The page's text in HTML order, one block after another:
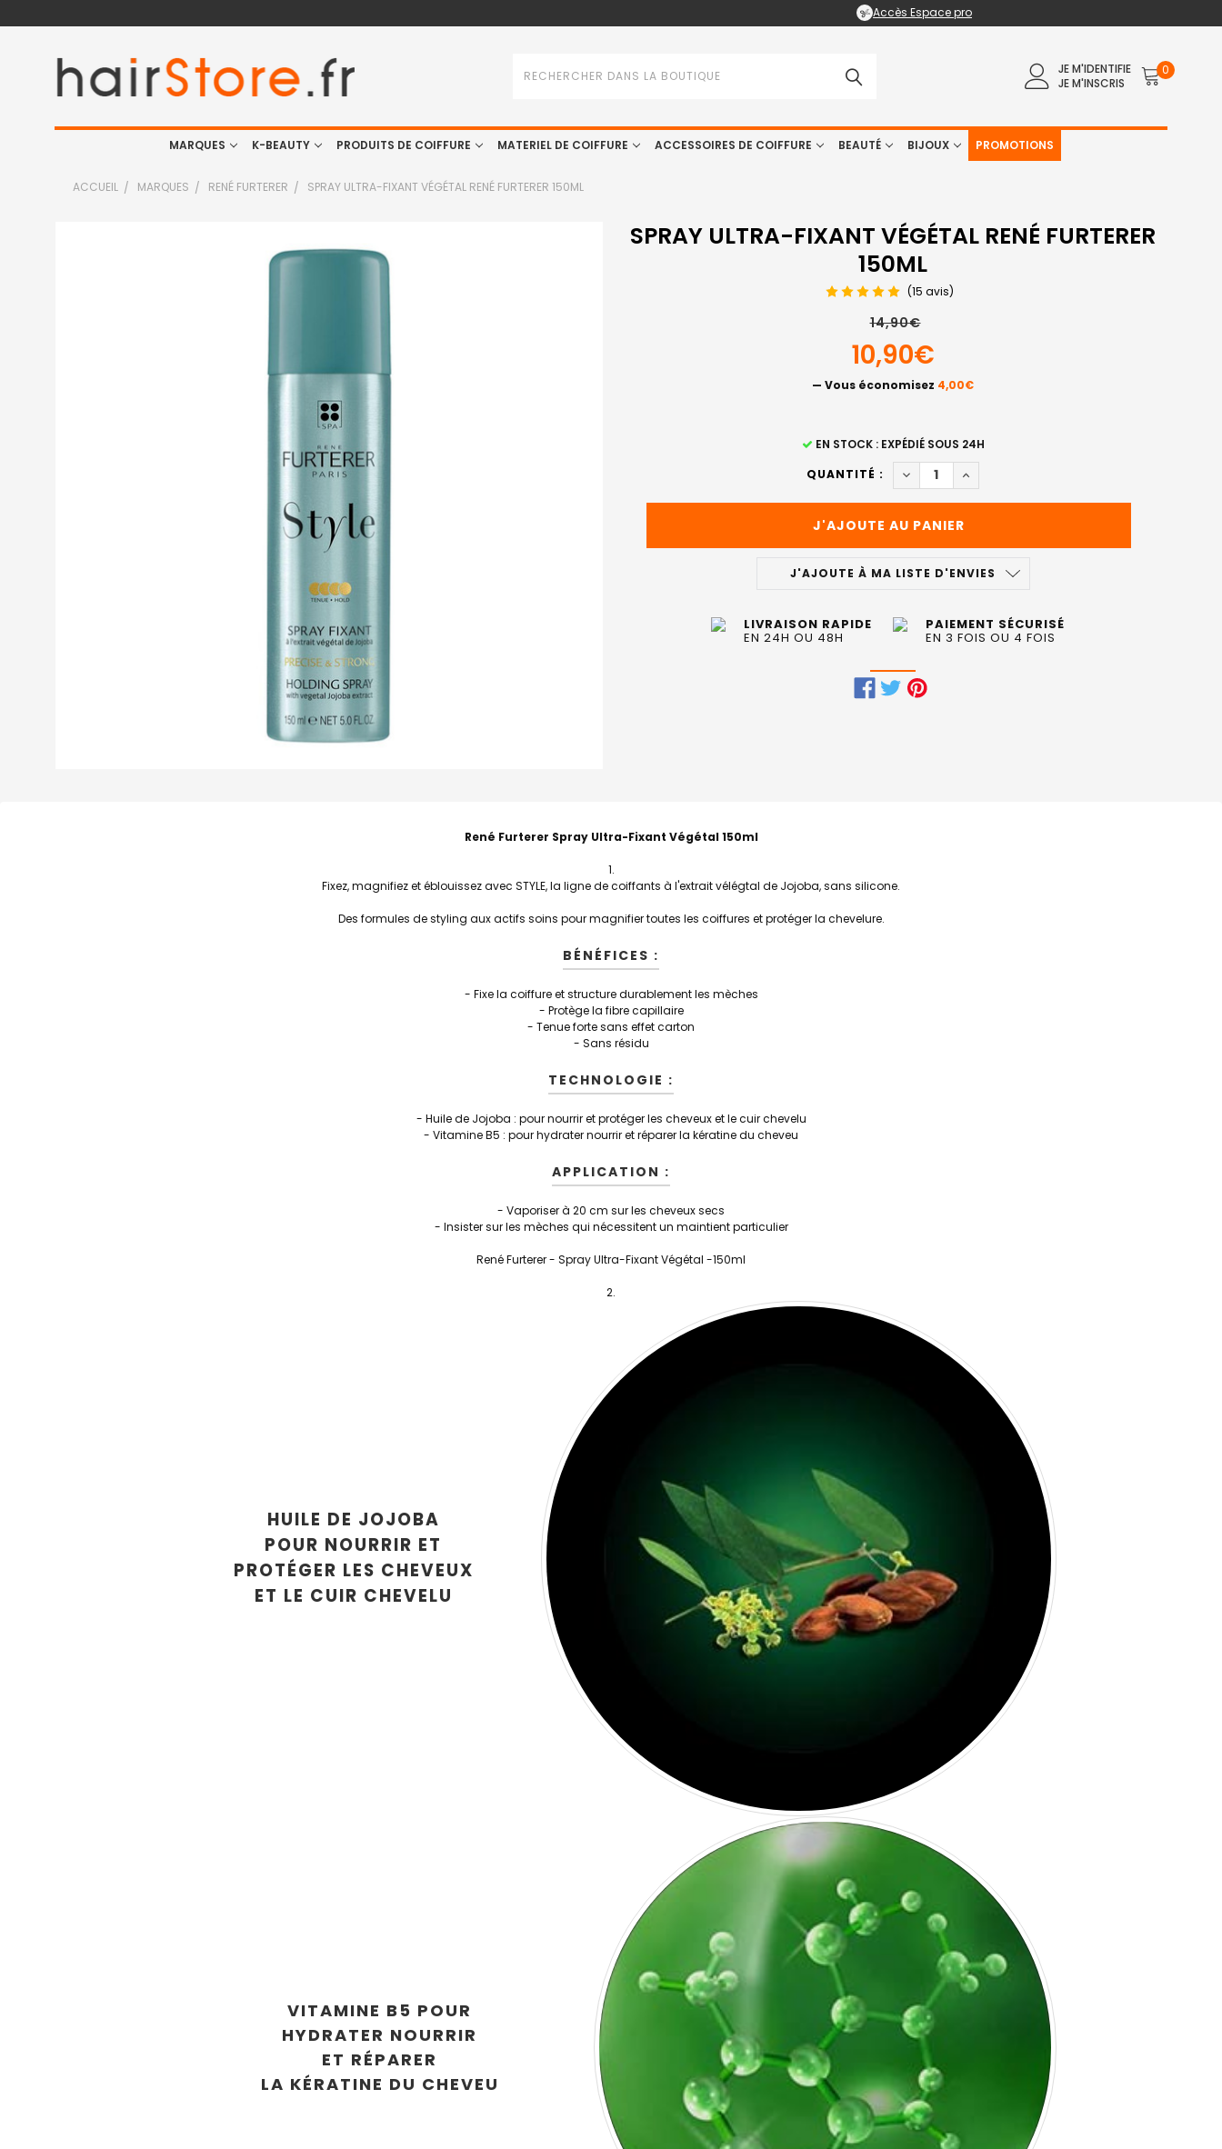
Accès Espace pro
JE M'IDENTIFIE
JE M'INSCRIS
0
MARQUES K-BEAUTY PRODUITS DE COIFFURE MATERIEL DE COIFFURE ACCESSOIRES DE COIFFURE BEAUTÉ BIJOUX PROMOTIONS
ACCUEIL MARQUES RENÉ FURTERER SPRAY ULTRA-FIXANT VÉGÉTAL RENÉ FURTERER 150ML
SPRAY ULTRA-FIXANT VÉGÉTAL RENÉ FURTERER
150ML
(15 avis)
14,90€
10,90€
— Vous économisez 4,00€
EN STOCK : EXPÉDIÉ SOUS 24H
QUANTITÉ :
DIMINUER LA QUANTITÉ DE SPRAY ULTRA-
AUGMENTER LA QUANTITÉ DE SPRAY
J'AJOUTE À MA LISTE D'ENVIES
LIVRAISON RAPIDE
EN 24H OU 48H
PAIEMENT SÉCURISÉ
EN 3 FOIS OU 4 FOIS
René Furterer Spray Ultra-Fixant Végétal 150ml
Fixez, magnifiez et éblouissez avec STYLE, la ligne de coiffants à l'extrait vélégtal de Jojoba, sans silicone.
Des formules de styling aux actifs soins pour magnifier toutes les coiffures et protéger la chevelure.
BÉNÉFICES :
- Fixe la coiffure et structure durablement les mèches
- Protège la fibre capillaire
- Tenue forte sans effet carton
- Sans résidu
TECHNOLOGIE :
- Huile de Jojoba : pour nourrir et protéger les cheveux et le cuir chevelu
- Vitamine B5 : pour hydrater nourrir et réparer la kératine du cheveu
APPLICATION :
- Vaporiser à 20 cm sur les cheveux secs
- Insister sur les mèches qui nécessitent un maintient particulier
René Furterer - Spray Ultra-Fixant Végétal -150ml
HUILE DE JOJOBA
POUR NOURRIR ET
PROTÉGER LES CHEVEUX
ET LE CUIR CHEVELU
VITAMINE B5 POUR
HYDRATER NOURRIR
ET RÉPARER
LA KÉRATINE DU CHEVEU